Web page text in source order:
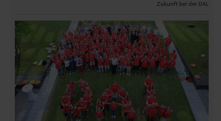
Zukunft bei der DAL